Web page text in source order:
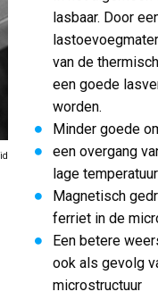
lasbaar. Door
van de
een goede
worden.
Minder goede
een overgang
lage temperatuur
Magnetisch
ferriet in de
Een betere
ook als gevolg
microstructuur